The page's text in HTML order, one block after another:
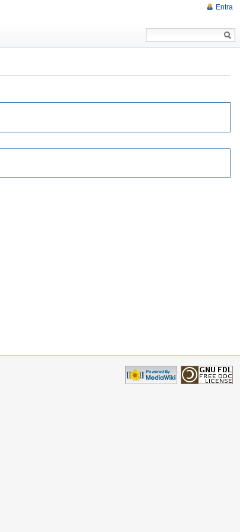
Entra